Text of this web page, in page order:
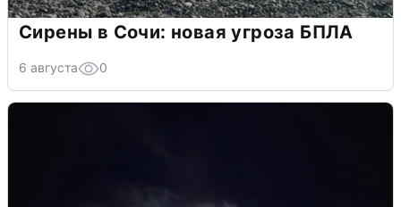
Сирены в Сочи: новая угроза БПЛА
6 августа 0